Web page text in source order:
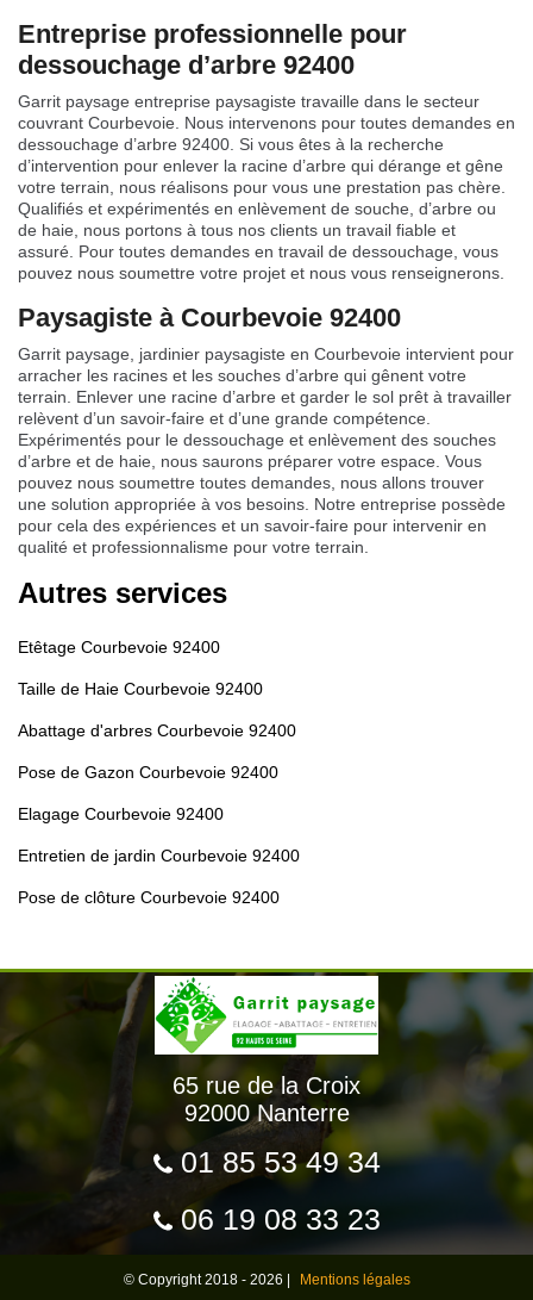
Entreprise professionnelle pour
dessouchage d’arbre 92400
Garrit paysage entreprise paysagiste travaille dans le secteur
couvrant Courbevoie. Nous intervenons pour toutes demandes en
dessouchage d’arbre 92400. Si vous êtes à la recherche
d’intervention pour enlever la racine d’arbre qui dérange et gêne
votre terrain, nous réalisons pour vous une prestation pas chère.
Qualifiés et expérimentés en enlèvement de souche, d’arbre ou
de haie, nous portons à tous nos clients un travail fiable et
assuré. Pour toutes demandes en travail de dessouchage, vous
pouvez nous soumettre votre projet et nous vous renseignerons.
Paysagiste à Courbevoie 92400
Garrit paysage, jardinier paysagiste en Courbevoie intervient pour
arracher les racines et les souches d’arbre qui gênent votre
terrain. Enlever une racine d’arbre et garder le sol prêt à travailler
relèvent d’un savoir-faire et d’une grande compétence.
Expérimentés pour le dessouchage et enlèvement des souches
d’arbre et de haie, nous saurons préparer votre espace. Vous
pouvez nous soumettre toutes demandes, nous allons trouver
une solution appropriée à vos besoins. Notre entreprise possède
pour cela des expériences et un savoir-faire pour intervenir en
qualité et professionnalisme pour votre terrain.
Autres services
Etêtage Courbevoie 92400
Taille de Haie Courbevoie 92400
Abattage d'arbres Courbevoie 92400
Pose de Gazon Courbevoie 92400
Elagage Courbevoie 92400
Entretien de jardin Courbevoie 92400
Pose de clôture Courbevoie 92400
65 rue de la Croix
92000 Nanterre
01 85 53 49 34
06 19 08 33 23
© Copyright 2018 - 2026 | Mentions légales